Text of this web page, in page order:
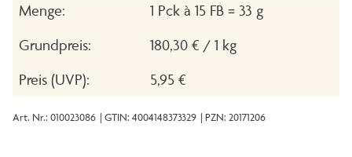
Menge:
1 Pck à 15 FB = 33 g
Grundpreis:
180,30 € / 1 kg
Preis (UVP):
5,95 €
Art. Nr.: 010023086 | GTIN: 4004148373329 | PZN: 20171206